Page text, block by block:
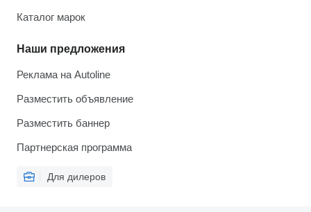
Каталог марок
Наши предложения
Реклама на Autoline
Разместить объявление
Разместить баннер
Партнерская программа
Для дилеров